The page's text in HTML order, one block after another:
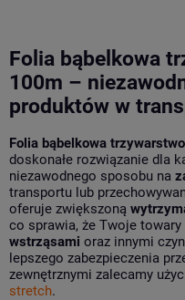
Folia bąbelkowa
100m –
produktów w
Folia bąbelkowa
doskonałe rozwiązanie dla
niezawodnego sposobu na
transportu lub
oferuje zwiększoną
co sprawia, że Twoje
wstrząsami oraz innymi
lepszego zabezpieczenia
zewnętrznymi zalecamy
stretch.